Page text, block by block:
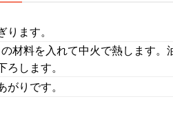
ます。
材料を入れて中火で熱します
ろします。
りです。